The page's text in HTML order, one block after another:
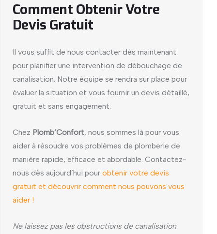
Comment Obtenir Votre
Devis Gratuit
Il vous suffit de nous contacter dès maintenant
pour planifier une intervention de débouchage de
canalisation. Notre équipe se rendra sur place pour
évaluer la situation et vous fournir un devis détaillé,
gratuit et sans engagement.
Chez Plomb’Confort, nous sommes là pour vous
aider à résoudre vos problèmes de plomberie de
manière rapide, efficace et abordable. Contactez-
nous dès aujourd’hui pour obtenir votre devis
gratuit et découvrir comment nous pouvons vous
aider !
Ne laissez pas les obstructions de canalisation